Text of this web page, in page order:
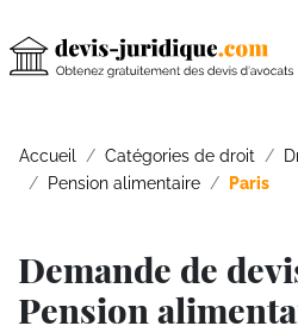
Accueil Catégories de droit
Pension alimentaire
Paris
Demande de
Pension